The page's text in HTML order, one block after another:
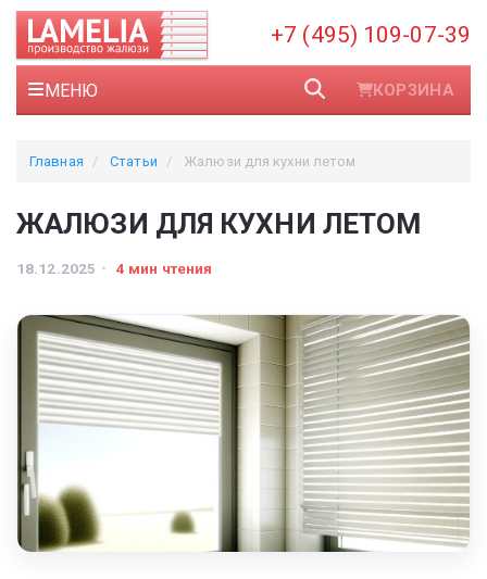
+7 (495) 109-07-39
МЕНЮ КОРЗИНА
Главная Статьи Жалюзи для кухни летом
ЖАЛЮЗИ ДЛЯ КУХНИ ЛЕТОМ
18.12.2025 4 мин чтения